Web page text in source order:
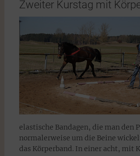
Zweiter Kurstag mit
elastische Bandagen, die man den
normalerweise um die Beine
das Körperband. In einer acht, mit